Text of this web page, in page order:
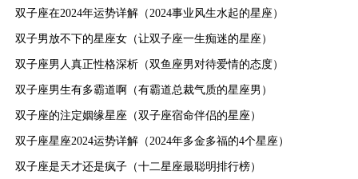
一。
双子座在2024年运势详解（2024事业风生水起的星座）
双子男放不下的星座女（让双子座一生痴迷的星座）
双子座男人真正性格深析（双鱼座男对待爱情的态度）
双子座男生有多霸道啊（有霸道总裁气质的星座男）
双子座的注定姻缘星座（双子座宿命伴侣的星座）
双子座星座2024运势详解（2024年多金多福的4个星座）
双子座是天才还是疯子（十二星座最聪明排行榜）